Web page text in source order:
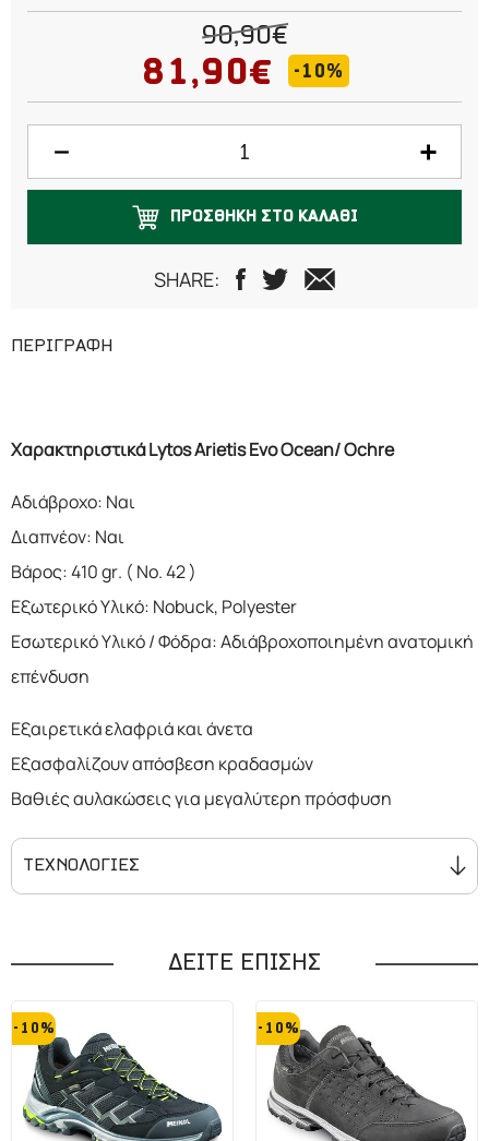
40
42
43
45
47
90,90€
81,90€ -10%
ΠΡΟΣΘΗΚΗ ΣΤΟ ΚΑΛΑΘΙ
SHARE:
ΠΕΡΙΓΡΑΦΗ
Χαρακτηριστικά Lytos Arietis Evo Ocean/ Ochre
Αδιάβροχο: Ναι
Διαπνέον: Ναι
Βάρος: 410 gr. ( No. 42 )
Εξωτερικό Υλικό: Nobuck, Polyester
Εσωτερικό Υλικό / Φόδρα: Αδιάβροχοποιημένη ανατομική
επένδυση
Εξαιρετικά ελαφριά και άνετα
Eξασφαλίζουν απόσβεση κραδασμών
Βαθιές αυλακώσεις για μεγαλύτερη πρόσφυση
ΤΕΧΝΟΛΟΓΙΕΣ
ΔΕΙΤΕ ΕΠΙΣΗΣ
-10% -10%